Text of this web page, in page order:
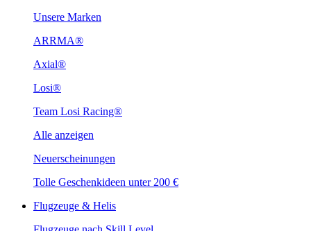
Unsere Marken
ARRMA®
Axial®
Losi®
Team Losi Racing®
Alle anzeigen
Neuerscheinungen
Tolle Geschenkideen unter 200 €
Flugzeuge & Helis